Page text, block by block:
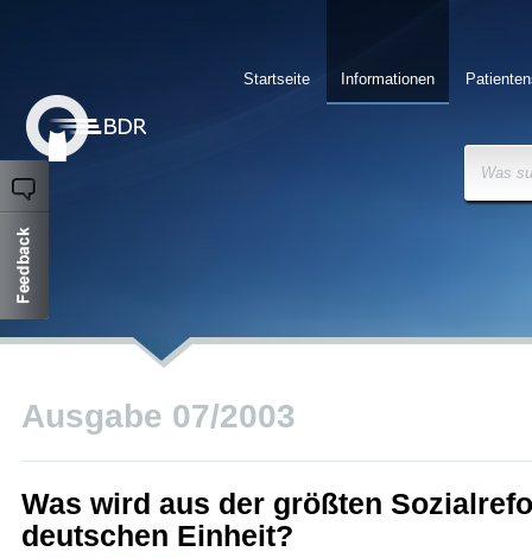
Informationen
Startseite
Was
Ausgabe 07/2003
Was wird aus der größten
deutschen Einheit?